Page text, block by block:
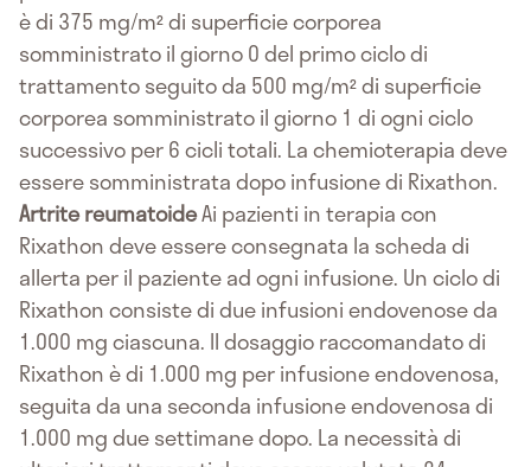
è di 375 mg/m² di superficie corporea
somministrato il giorno 0 del primo ciclo di
trattamento seguito da 500 mg/m² di superficie
corporea somministrato il giorno 1 di ogni ciclo
successivo per 6 cicli totali. La chemioterapia deve
essere somministrata dopo infusione di Rixathon.
Artrite reumatoideAi pazienti in terapia con
Rixathon deve essere consegnata la scheda di
allerta per il paziente ad ogni infusione. Un ciclo di
Rixathon consiste di due infusioni endovenose da
1.000 mg ciascuna. Il dosaggio raccomandato di
Rixathon è di 1.000 mg per infusione endovenosa,
seguita da una seconda infusione endovenosa di
1.000 mg due settimane dopo. La necessità di